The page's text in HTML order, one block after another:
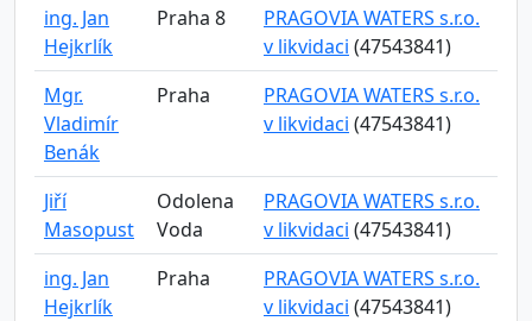
ing. Jan
Hejkrlík
Praha 8
PRAGOVIA WATERS s.r.o.
v likvidaci (47543841)
Mgr.
Vladimír
Benák
Praha
PRAGOVIA WATERS s.r.o.
v likvidaci (47543841)
Jiří
Masopust
Odolena
Voda
PRAGOVIA WATERS s.r.o.
v likvidaci (47543841)
ing. Jan
Hejkrlík
Praha
PRAGOVIA WATERS s.r.o.
v likvidaci (47543841)